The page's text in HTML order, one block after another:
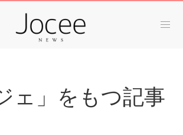
ェ」をもつ記事